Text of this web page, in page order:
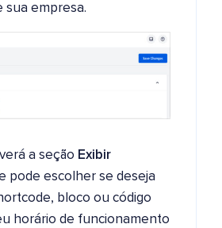
sua empresa.
a seção Exibir
pode escolher se deseja
bloco ou código
horário de funcionamento